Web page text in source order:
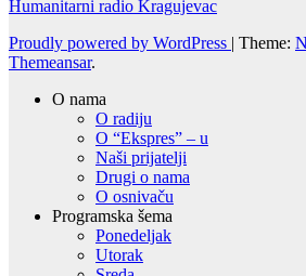
Humanitarni radio Kragujevac
Proudly powered by WordPress | Theme:
Themeansar.
O nama
O radiju
O “Ekspres” – u
Naši prijatelji
Drugi o nama
O osnivaču
Programska šema
Ponedeljak
Utorak